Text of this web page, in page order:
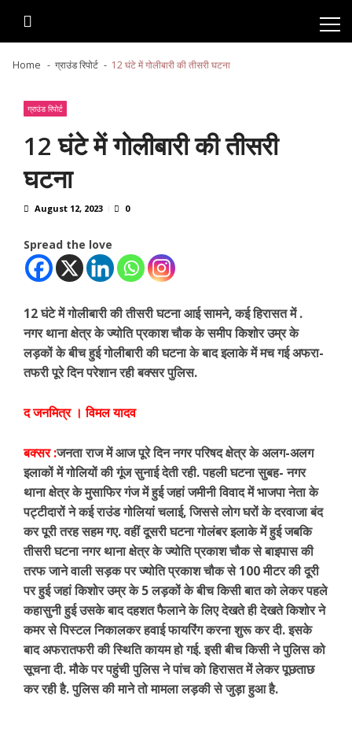
Home ग्राउंड रिपोर्ट 12 घंटे में गोलीबारी की तीसरी घटना
ग्राउंड रिपोर्ट
12 घंटे में गोलीबारी की तीसरी
घटना
August 12, 2023 0
Spread the love
12 घंटे में गोलीबारी की तीसरी घटना आई सामने, कई हिरासत में .
नगर थाना क्षेत्र के ज्योति प्रकाश चौक के समीप किशोर उम्र के
लड़कों के बीच हुई गोलीबारी की घटना के बाद इलाके में मच गई अफरा-
तफरी पूरे दिन परेशान रही बक्सर पुलिस.
द जनमित्र । विमल यादव
बक्सर :जनता राज में आज पूरे दिन नगर परिषद क्षेत्र के अलग-अलग
इलाकों में गोलियों की गूंज सुनाई देती रही. पहली घटना सुबह- नगर
थाना क्षेत्र के मुसाफिर गंज में हुई जहां जमीनी विवाद में भाजपा नेता के
पट्टीदारों ने कई राउंड गोलियां चलाई, जिससे लोग घरों के दरवाजा बंद
कर पूरी तरह सहम गए. वहीं दूसरी घटना गोलंबर इलाके में हुई जबकि
तीसरी घटना नगर थाना क्षेत्र के ज्योति प्रकाश चौक से बाइपास की
तरफ जाने वाली सड़क पर ज्योति प्रकाश चौक से 100 मीटर की दूरी
पर हुई जहां किशोर उम्र के 5 लड़कों के बीच किसी बात को लेकर पहले
कहासुनी हुई उसके बाद दहशत फैलाने के लिए देखते ही देखते किशोर ने
कमर से पिस्टल निकालकर हवाई फायरिंग करना शुरू कर दी. इसके
बाद अफरातफरी की स्थिति कायम हो गई. इसी बीच किसी ने पुलिस को
सूचना दी. मौके पर पहुंची पुलिस ने पांच को हिरासत में लेकर पूछताछ
कर रही है. पुलिस की माने तो मामला लड़की से जुड़ा हुआ है.